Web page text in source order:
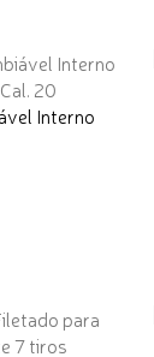
Interno